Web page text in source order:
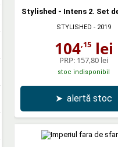
Stylished - Intens 2. Set
STYLISHED - 2019
104,15lei
PRP: 157,80 lei
stoc indisponibil
➤ alertă stoc